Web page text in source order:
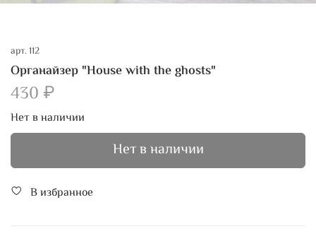
арт.112
Органайзер "House with the ghosts"
430 ₽
Нет в наличии
Нет в наличии
В избранное